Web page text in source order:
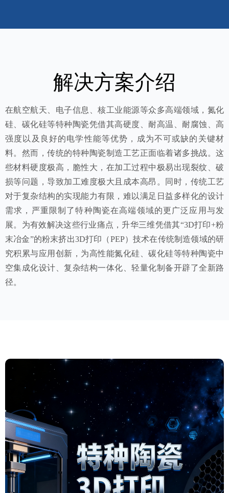
在航空航天、电子信息、核工业能源等众多高端领域，氮化
硅、碳化硅等特种陶瓷凭借其高硬度、耐高温、耐腐蚀、高
强度以及良好的电学性能等优势，成为不可或缺的关键材
料。然而，传统的特种陶瓷制造工艺正面临着诸多挑战。这
些材料硬度极高，脆性大，在加工过程中极易出现裂纹、破
损等问题，导致加工难度极大且成本高昂。同时，传统工艺
对于复杂结构的实现能力有限，难以满足日益多样化的设计
需求，严重限制了特种陶瓷在高端领域的更广泛应用与发
展。为有效解决这些行业痛点，升华三维凭借其“3D打印+粉
末冶金”的粉末挤出3D打印（PEP）技术在传统制造领域的研
究积累与应用创新，为高性能氮化硅、碳化硅等特种陶瓷中
空集成化设计、复杂结构一体化、轻量化制备开辟了全新路
径。
解决方案介绍